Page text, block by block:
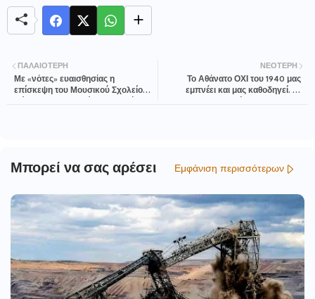
ΝΕΌΤΕΡΗ
Το Αθάνατο ΟΧΙ του 1940 μας
εμπνέει και μας καθοδηγεί. Οι
ΠΑΛΑΙΌΤΕΡΗ
Με «νότες» ευαισθησίας η
επίσκεψη του Μουσικού Σχολείου
Μπορεί να σας αρέσει Εμφάνιση περισσότερων